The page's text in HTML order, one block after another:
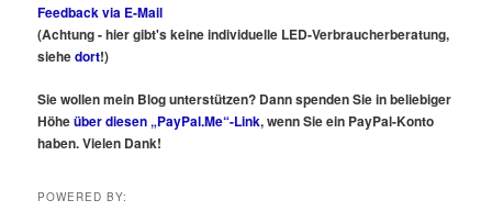
Feedback via E-Mail
(Achtung - hier gibt's keine individuelle LED-Verbraucherberatung,
siehedort!)
Sie wollen mein Blog unterstützen? Dann spenden Sie in beliebiger
Höheüber diesen „PayPal.Me“-Link, wenn Sie ein PayPal-Konto
haben. Vielen Dank!
POWERED BY: